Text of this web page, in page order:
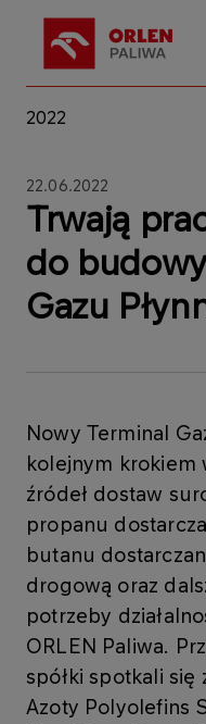
2022
22.06.2022
Trwają
do
Gazu
​Nowy Terminal
kolejnym krokiem
źródeł dostaw
propanu
butanu
drogową oraz
potrzeby
ORLEN Paliwa.
spółki spotkali
Azoty Polyolefins